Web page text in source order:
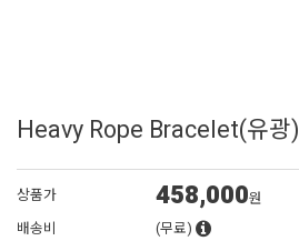
Heavy Rope Bracelet(유광)
상품가 458,000원
배송비
(무료)